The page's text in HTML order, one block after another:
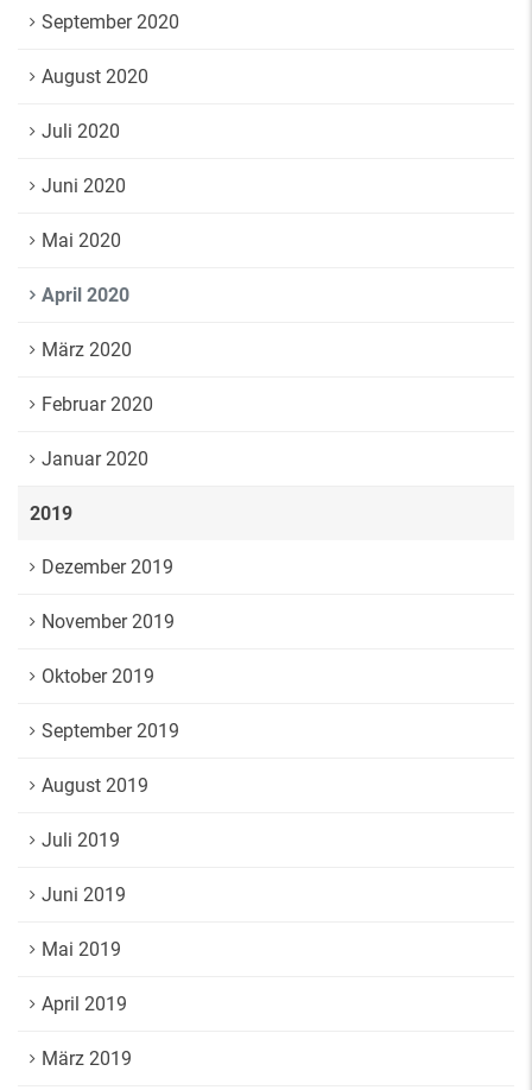
September 2020
August 2020
Juli 2020
Juni 2020
Mai 2020
April 2020
März 2020
Februar 2020
Januar 2020
2019
Dezember 2019
November 2019
Oktober 2019
September 2019
August 2019
Juli 2019
Juni 2019
Mai 2019
April 2019
März 2019